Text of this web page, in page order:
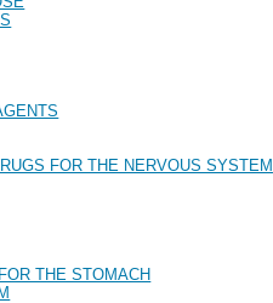
FOR THE NERVOUS SYSTEM
THE STOMACH